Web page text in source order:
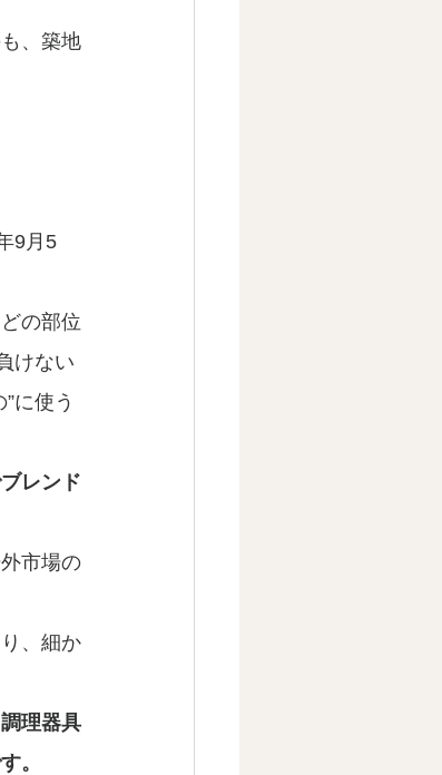
、築地
9月5
の部位
けない
に使う
レンド
市場の
、細か
理器具
。